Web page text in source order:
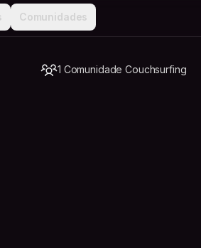
Comunidades
1 Comunidade Couchsurfing